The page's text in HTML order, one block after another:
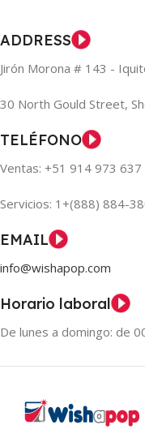
ADDRESS
Jirón Morona # 143 -
30 North Gould Street,
TELÉFONO
Ventas: +51 914 973 637
Servicios: 1+(888) 884-
EMAIL
info@wishapop.com
Horario laboral
De lunes a domingo: de